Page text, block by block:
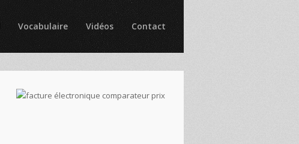
Vocabulaire Vidéos Contact